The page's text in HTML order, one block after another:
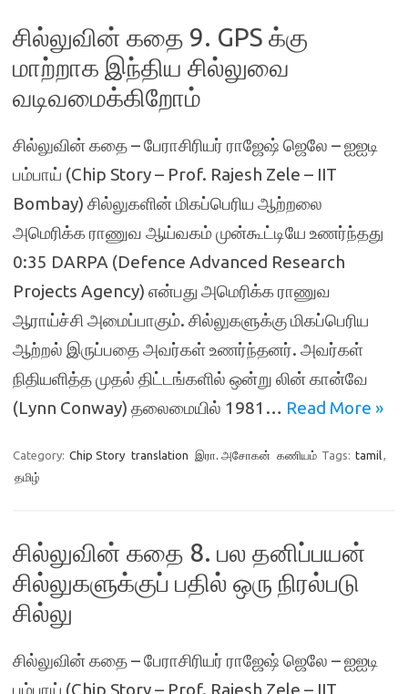
சில்லுவின் கதை 9. GPS க்கு
மாற்றாக இந்திய சில்லுவை
வடிவமைக்கிறோம்
சில்லுவின் கதை – பேராசிரியர் ராஜேஷ் ஜெலே – ஐஐடி
பம்பாய் (Chip Story – Prof. Rajesh Zele – IIT
Bombay) சில்லுகளின் மிகப்பெரிய ஆற்றலை
அமெரிக்க ராணுவ ஆய்வகம் முன்கூட்டியே உணர்ந்தது
0:35 DARPA (Defence Advanced Research
Projects Agency) என்பது அமெரிக்க ராணுவ
ஆராய்ச்சி அமைப்பாகும். சில்லுகளுக்கு மிகப்பெரிய
ஆற்றல் இருப்பதை அவர்கள் உணர்ந்தனர். அவர்கள்
நிதியளித்த முதல் திட்டங்களில் ஒன்று லின் கான்வே
(Lynn Conway) தலைமையில் 1981… Read More »
Category: Chip Story translation இரா. அசோகன் கணியம் Tags: tamil,
தமிழ்
சில்லுவின் கதை 8. பல தனிப்பயன்
சில்லுகளுக்குப் பதில் ஒரு நிரல்படு
சில்லு
சில்லுவின் கதை – பேராசிரியர் ராஜேஷ் ஜெலே – ஐஐடி
பம்பாய் (Chip Story – Prof. Rajesh Zele – IIT